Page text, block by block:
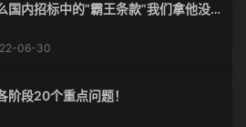
国内招标中的“霸王条款”我们拿他没脾
06-30
阶段20个重点问题！